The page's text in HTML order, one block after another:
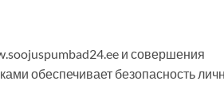
и совершения
обеспечивает безопасность